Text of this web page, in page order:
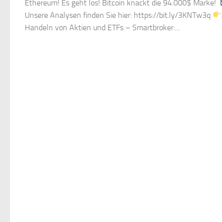
Ethereum! Es geht los! Bitcoin knackt die 94.000$ Marke!
Unsere Analysen finden Sie hier: https://bit.ly/3KNTw3q
Handeln von Aktien und ETFs – Smartbroker:...